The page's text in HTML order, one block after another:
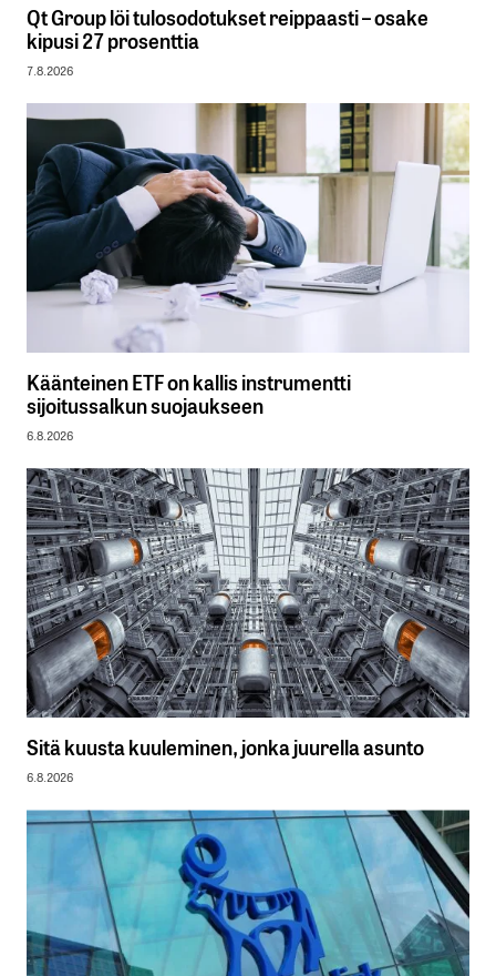
Qt Group löi tulosodotukset reippaasti – osake
kipusi 27 prosenttia
7.8.2026
Käänteinen ETF on kallis instrumentti
sijoitussalkun suojaukseen
6.8.2026
Sitä kuusta kuuleminen, jonka juurella asunto
6.8.2026